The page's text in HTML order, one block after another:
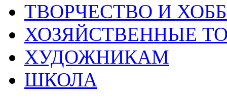
ТВОРЧЕСТВО И
ХОЗЯЙСТВЕННЫЕ
ХУДОЖНИКАМ
ШКОЛА